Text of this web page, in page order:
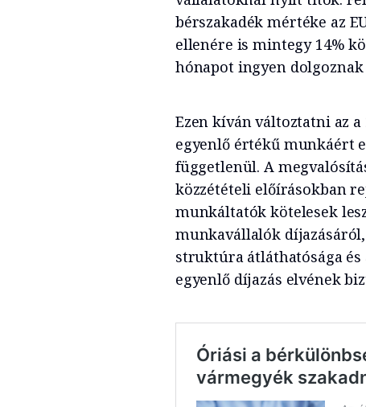
bérszakadék mértéke az
ellenére is mintegy 14%
hónapot ingyen
Ezen kíván változtatni az a
egyenlő értékű munkáért
függetlenül. A
közzétételi előírásokban
munkáltatók kötelesek
munkavállalók
struktúra átláthatósága
egyenlő díjazás elvének